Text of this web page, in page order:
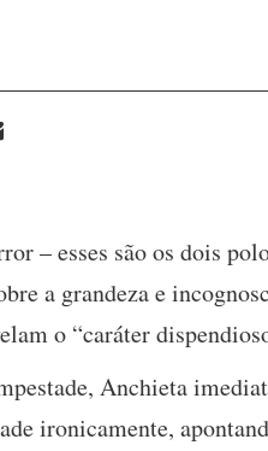
– esses são os dois
a grandeza e
o “caráter
Anchieta
ironicamente,